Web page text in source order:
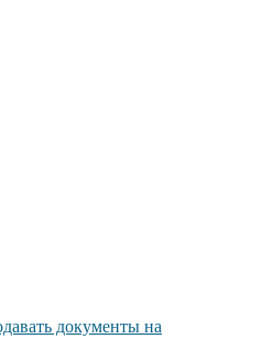
документы на